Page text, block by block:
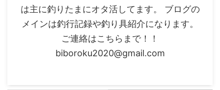
は主に釣りたまにオタ活してます。 ブログの
メインは釣行記録や釣り具紹介になります。
ご連絡はこちらまで！！
biboroku2020@gmail.com